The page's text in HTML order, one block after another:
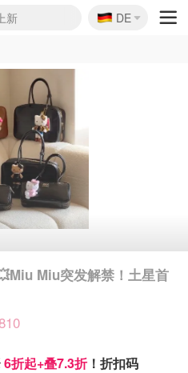
新
大促
失效
折
外叠85折
日更新
+叠9折
🇩🇪
DE
Miu突发解禁！土星首
6折起+叠7.3折！折扣码